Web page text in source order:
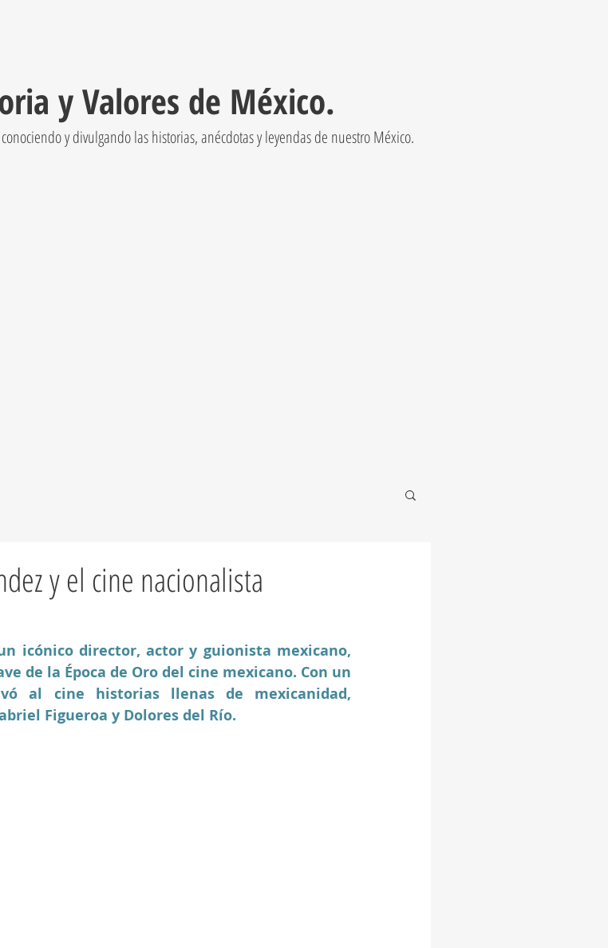
y Valores de México.
y divulgando las historias, anécdotas y leyendas de nuestro México.
y el cine nacionalista
icónico director, actor y guionista mexicano,
de la Época de Oro del cine mexicano. Con un
al cine historias llenas de mexicanidad,
Figueroa y Dolores del Río.